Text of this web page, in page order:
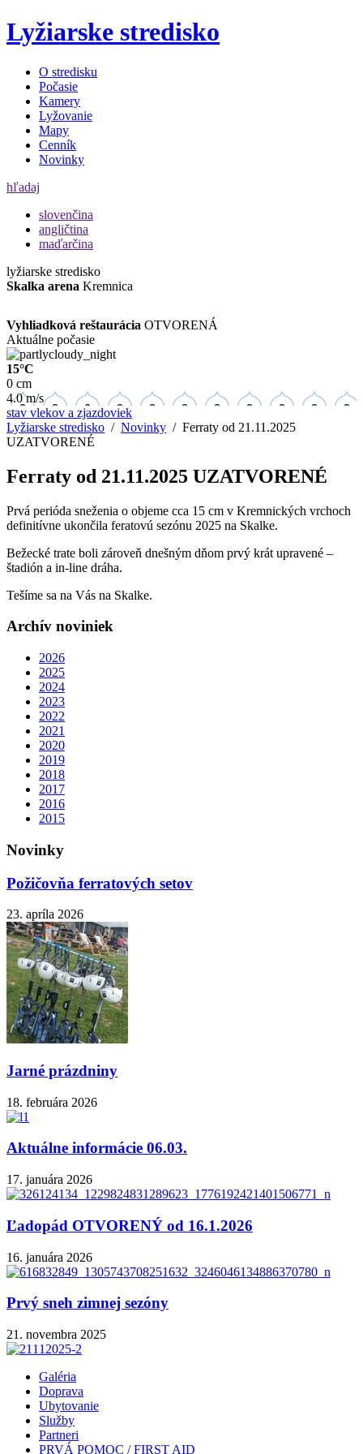
Lyžiarske stredisko
O stredisku
Počasie
Kamery
Lyžovanie
Mapy
Cenník
Novinky
hľadaj
slovenčina
angličtina
maďarčina
lyžiarske stredisko
Skalka arena Kremnica
Vyhliadková reštaurácia OTVORENÁ
Aktuálne počasie
15°C
0 cm
4.0 m/s
stav vlekov a zjazdoviek
Lyžiarske stredisko / Novinky / Ferraty od 21.11.2025
UZATVORENÉ
Ferraty od 21.11.2025 UZATVORENÉ
Prvá perióda sneženia o objeme cca 15 cm v Kremnických vrchoch
definitívne ukončila feratovú sezónu 2025 na Skalke.
Bežecké trate boli zároveň dnešným dňom prvý krát upravené –
štadión a in-line dráha.
Tešíme sa na Vás na Skalke.
Archív noviniek
2026
2025
2024
2023
2022
2021
2020
2019
2018
2017
2016
2015
Novinky
Požičovňa ferratových setov
23. apríla 2026
Jarné prázdniny
18. februára 2026
Aktuálne informácie 06.03.
17. januára 2026
Ľadopád OTVORENÝ od 16.1.2026
16. januára 2026
Prvý sneh zimnej sezóny
21. novembra 2025
Galéria
Doprava
Ubytovanie
Služby
Partneri
PRVÁ POMOC / FIRST AID